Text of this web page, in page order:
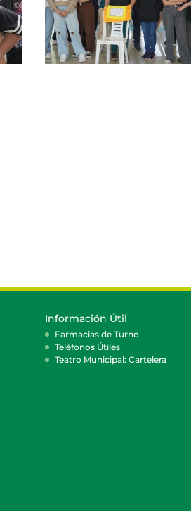
Información Útil
Farmacias de Turno
Teléfonos Útiles
Teatro Municipal: Cartelera